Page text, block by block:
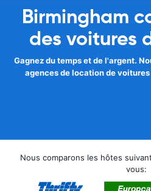
Birmingham
des voitures
Gagnez du temps et de l'argent.
agences de location de
Nous comparons les hôtes
vous: